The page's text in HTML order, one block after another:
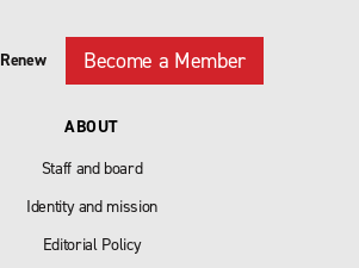
Renew Become a Member
ABOUT
Staff and board
Identity and mission
Editorial Policy